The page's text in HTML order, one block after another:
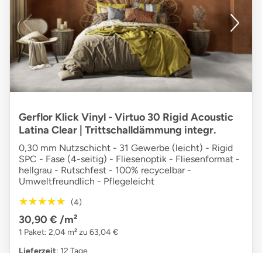
Gerflor Klick Vinyl - Virtuo 30 Rigid Acoustic
Latina Clear | Trittschalldämmung integr.
0,30 mm Nutzschicht - 31 Gewerbe (leicht) - Rigid
SPC - Fase (4-seitig) - Fliesenoptik - Fliesenformat -
hellgrau - Rutschfest - 100% recycelbar -
Umweltfreundlich - Pflegeleicht
★★★★★
★★★★★ (4)
30,90 € /m²
1 Paket: 2,04 m² zu 63,04 €
Lieferzeit: 12 Tage